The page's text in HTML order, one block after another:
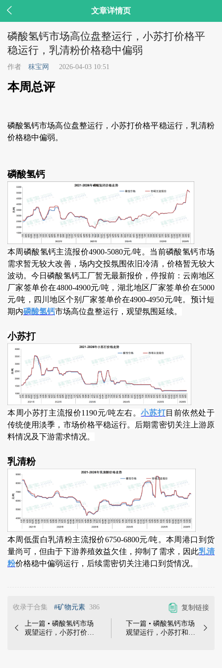
 文章详情页
磷酸氢钙市场高位盘整运行，小苏打价格平
稳运行，乳清粉价格稳中偏弱
作者 秣宝网 2026-04-03 10:51
本周总评
磷酸氢钙市场高位盘整运行，小苏打价格平稳运行，乳清粉
价格稳中偏弱。
磷酸氢钙
本周磷酸氢钙主流报价4900-5080元/吨。当前磷酸氢钙市场
需求暂无较大改善，场内交投氛围依旧冷清，价格暂无较大
波动。今日磷酸氢钙工厂暂无最新报价，停报前：云南地区
厂家签单价在4800-4900元/吨，湖北地区厂家签单价在5000
元/吨，四川地区个别厂家签单价在4900-4950元/吨。预计短
期内磷酸氢钙市场高位盘整运行，观望氛围延续。
小苏打
本周小苏打主流报价1190元/吨左右。小苏打目前依然处于
传统使用淡季，市场价格平稳运行。后期需密切关注上游原
料情况及下游需求情况。
乳清粉
本周低蛋白乳清粉主流报价6750-6800元/吨。本周港口到货
量尚可，但由于下游养殖效益欠佳，抑制了需求，因此乳清
粉价格稳中偏弱运行，后续需密切关注港口到货情况。
收录于合集 #矿物元素 386 复制链接

上一篇 • 磷酸氢钙市场
观望运行，小苏打价格
下一篇 • 磷酸氢钙市场
观望运行，小苏打和乳
